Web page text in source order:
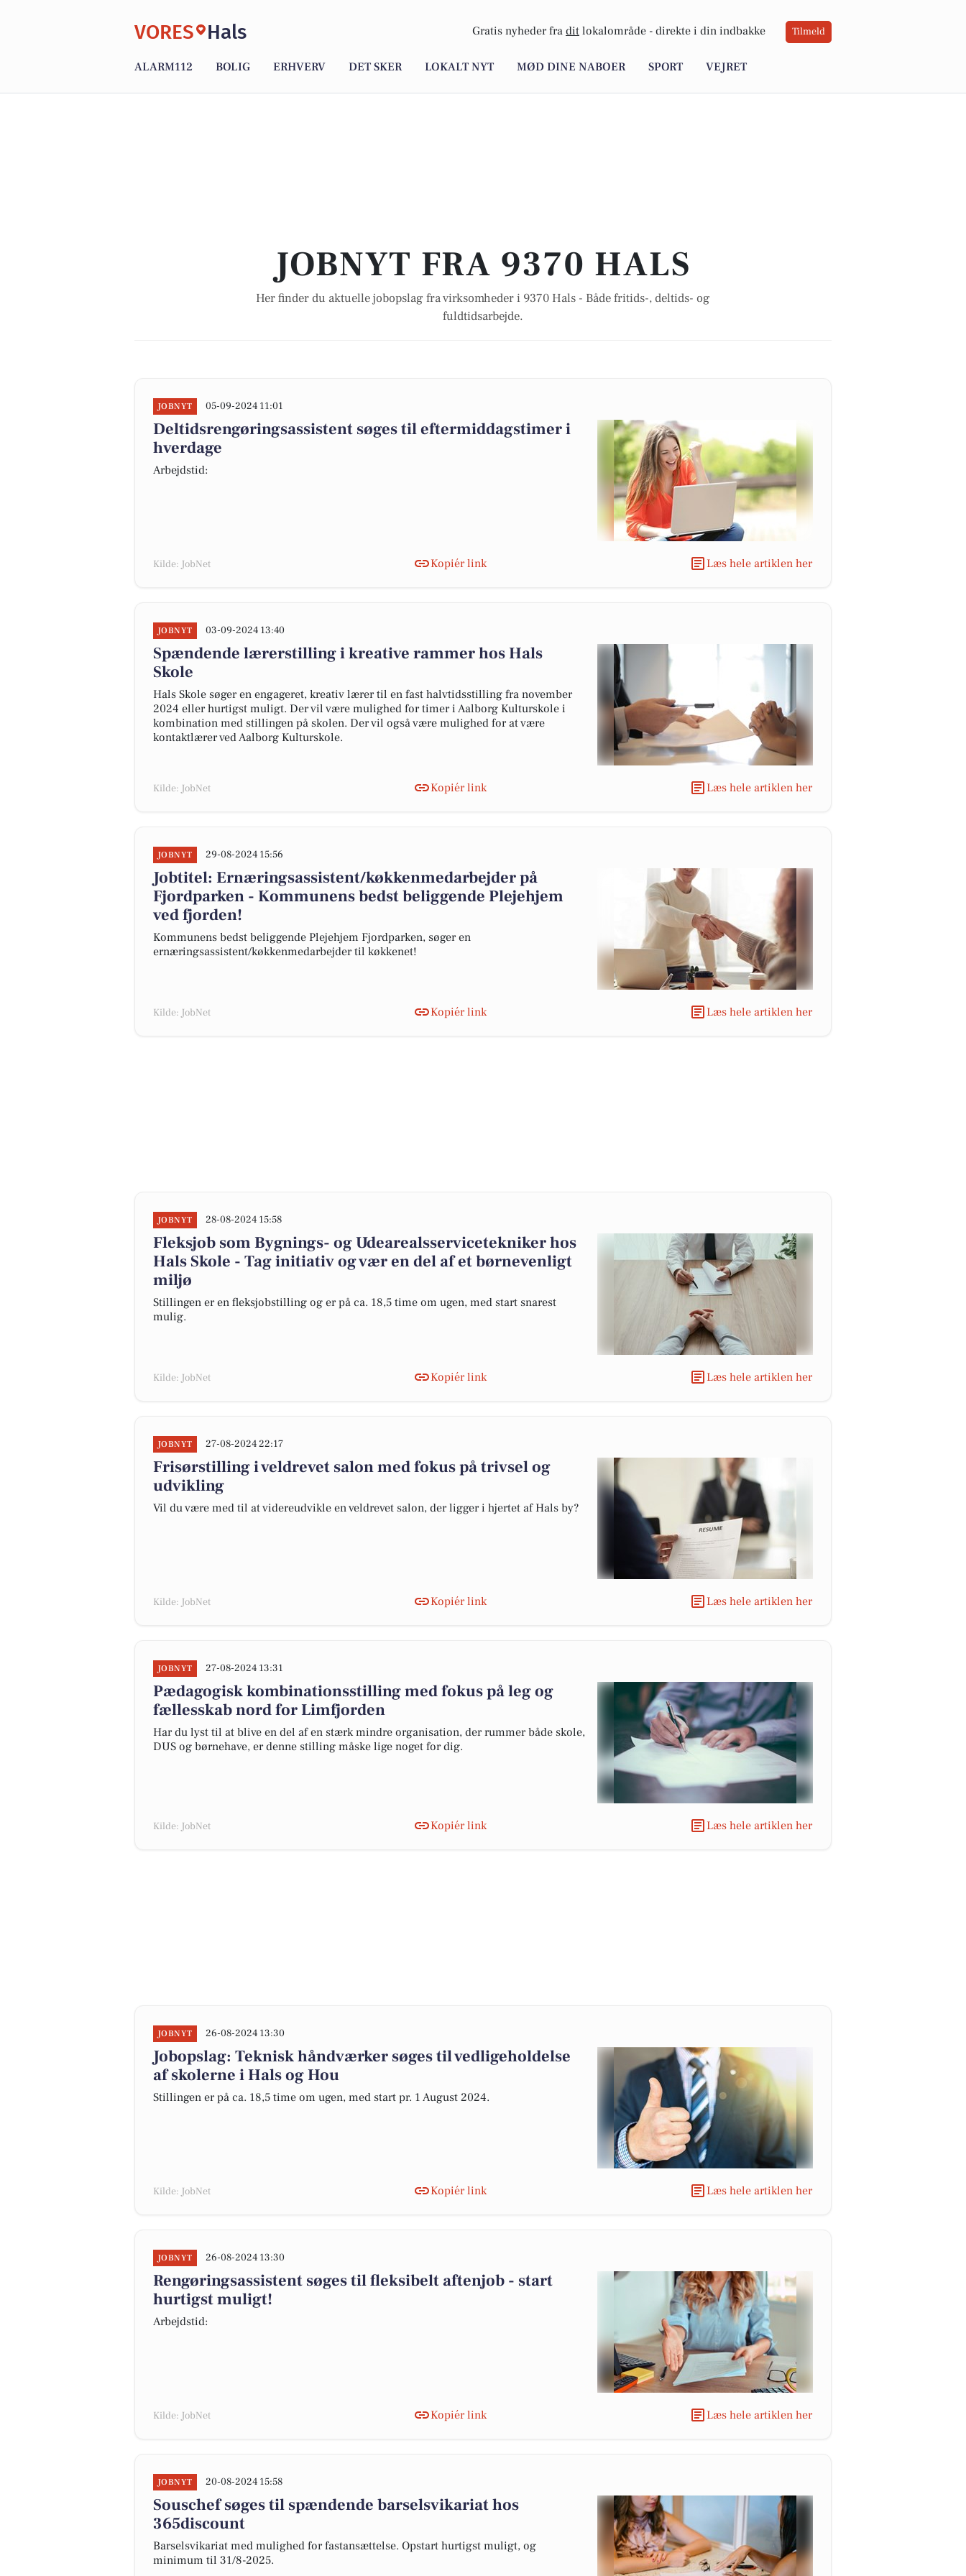
VORES Hals Gratis nyheder fra dit lokalområde - direkte i din indbakke Tilmeld
ALARM112 BOLIG ERHVERV DET SKER LOKALT NYT MØD DINE NABOER SPORT VEJRET
JOBNYT FRA 9370 HALS
Her finder du aktuelle jobopslag fra virksomheder i 9370 Hals - Både fritids-, deltids- og
fuldtidsarbejde.
JOBNYT 05-09-2024 11:01
Deltidsrengøringsassistent søges til eftermiddagstimer i
hverdage
Arbejdstid:
Kilde: JobNet Kopiér link Læs hele artiklen her
JOBNYT 03-09-2024 13:40
Spændende lærerstilling i kreative rammer hos Hals
Skole
Hals Skole søger en engageret, kreativ lærer til en fast halvtidsstilling fra november
2024 eller hurtigst muligt. Der vil være mulighed for timer i Aalborg Kulturskole i
kombination med stillingen på skolen. Der vil også være mulighed for at være
kontaktlærer ved Aalborg Kulturskole.
Kilde: JobNet Kopiér link Læs hele artiklen her
JOBNYT 29-08-2024 15:56
Jobtitel: Ernæringsassistent/køkkenmedarbejder på
Fjordparken - Kommunens bedst beliggende Plejehjem
ved fjorden!
Kommunens bedst beliggende Plejehjem Fjordparken, søger en
ernæringsassistent/køkkenmedarbejder til køkkenet!
Kilde: JobNet Kopiér link Læs hele artiklen her
JOBNYT 28-08-2024 15:58
Fleksjob som Bygnings- og Udearealsservicetekniker hos
Hals Skole - Tag initiativ og vær en del af et børnevenligt
miljø
Stillingen er en fleksjobstilling og er på ca. 18,5 time om ugen, med start snarest
mulig.
Kilde: JobNet Kopiér link Læs hele artiklen her
JOBNYT 27-08-2024 22:17
Frisørstilling i veldrevet salon med fokus på trivsel og
udvikling
Vil du være med til at videreudvikle en veldrevet salon, der ligger i hjertet af Hals by?
Kilde: JobNet Kopiér link Læs hele artiklen her
JOBNYT 27-08-2024 13:31
Pædagogisk kombinationsstilling med fokus på leg og
fællesskab nord for Limfjorden
Har du lyst til at blive en del af en stærk mindre organisation, der rummer både skole,
DUS og børnehave, er denne stilling måske lige noget for dig.
Kilde: JobNet Kopiér link Læs hele artiklen her
JOBNYT 26-08-2024 13:30
Jobopslag: Teknisk håndværker søges til vedligeholdelse
af skolerne i Hals og Hou
Stillingen er på ca. 18,5 time om ugen, med start pr. 1 August 2024.
Kilde: JobNet Kopiér link Læs hele artiklen her
JOBNYT 26-08-2024 13:30
Rengøringsassistent søges til fleksibelt aftenjob - start
hurtigst muligt!
Arbejdstid:
Kilde: JobNet Kopiér link Læs hele artiklen her
JOBNYT 20-08-2024 15:58
Souschef søges til spændende barselsvikariat hos
365discount
Barselsvikariat med mulighed for fastansættelse. Opstart hurtigst muligt, og
minimum til 31/8-2025.